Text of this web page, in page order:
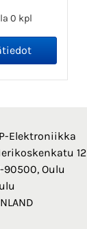
0 kpl
Elektroniikka
12
90500, Oulu